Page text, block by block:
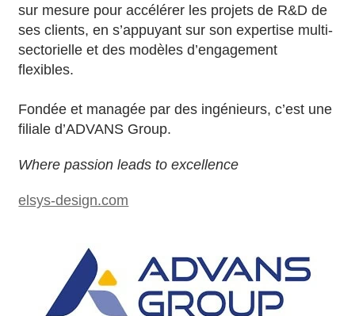
sur mesure pour accélérer les projets de R&D de
ses clients, en s’appuyant sur son expertise multi-
sectorielle et des modèles d’engagement
flexibles.
Fondée et managée par des ingénieurs, c’est une
filiale d’ADVANS Group.
Where passion leads to excellence
elsys-design.com